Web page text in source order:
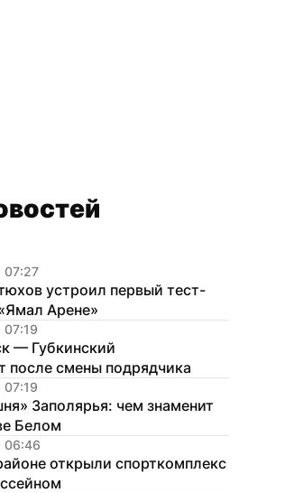
07:27
устроил первый тест-
Арене»
07:19
— Губкинский
после смены подрядчика
07:19
Заполярья: чем знаменит
Белом
06:46
открыли спорткомплекс